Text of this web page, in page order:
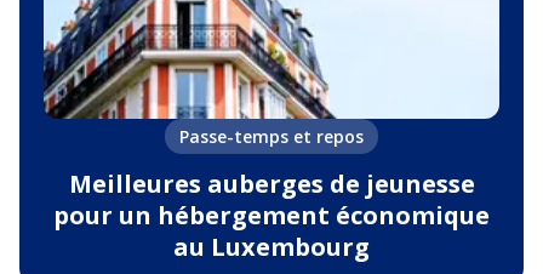
Passe-temps et repos
Meilleures auberges de jeunesse
pour un hébergement économique
au Luxembourg